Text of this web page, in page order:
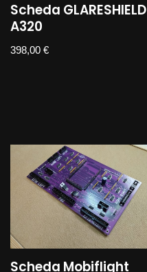
Scheda GLARESHIELD
A320
398,00 €
Scheda Mobiflight